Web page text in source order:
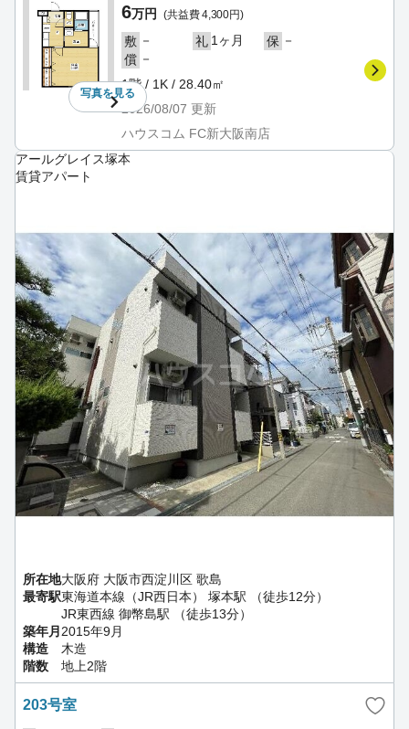
写真を見る
6万円 (共益費 4,300円)
敷 － 礼 1ヶ月 保 －
償 －
1階 / 1K / 28.40㎡
2026/08/07 更新
ハウスコム FC新大阪南店
アールグレイス塚本
賃貸アパート
所在地大阪府 大阪市西淀川区 歌島
最寄駅東海道本線（JR西日本） 塚本駅 （徒歩12分）
JR東西線 御幣島駅 （徒歩13分）
築年月2015年9月
構造
木造
階数
地上2階
203号室